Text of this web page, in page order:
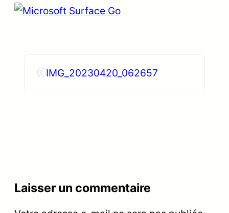
IMG_20230420_062657
Laisser un commentaire